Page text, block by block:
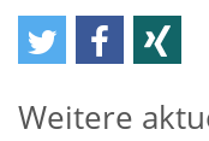
Weitere